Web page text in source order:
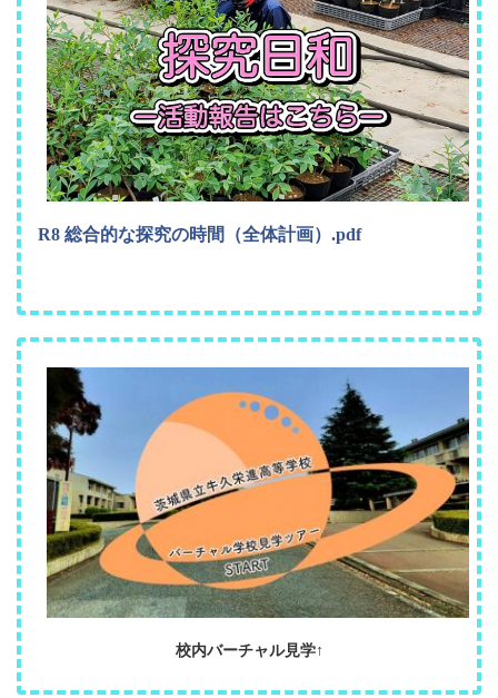
R8 総合的な探究の時間（全体計画）.pdf
校内バーチャル見学↑